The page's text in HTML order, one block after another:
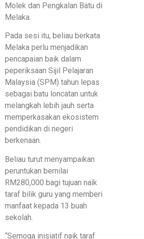
Molek dan Pengkalan Batu di
Melaka.
Pada sesi itu, beliau berkata
Melaka perlu menjadikan
pencapaian baik dalam
peperiksaan Sijil Pelajaran
Malaysia (SPM) tahun lepas
sebagai batu loncatan untuk
melangkah lebih jauh serta
memperkasakan ekosistem
pendidikan di negeri
berkenaan.
Beliau turut menyampaikan
peruntukan bernilai
RM280,000 bagi tujuan naik
taraf bilik guru yang memberi
manfaat kepada 13 buah
sekolah.
“Semoga inisiatif naik taraf